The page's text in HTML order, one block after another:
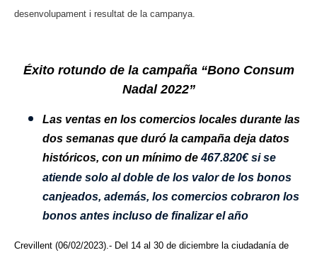
desenvolupament i resultat de la campanya.
Éxito rotundo de la campaña “Bono Consum
Nadal 2022”
Las ventas en los comercios locales durante las
dos semanas que duró la campaña deja datos
históricos, con un mínimo de467.820€ si se
atiende solo al doble de los valor de los bonos
canjeados, además, los comercios cobraron los
bonos antes incluso de finalizar el año
Crevillent (06/02/2023).- Del 14 al 30 de diciembre la ciudadanía de